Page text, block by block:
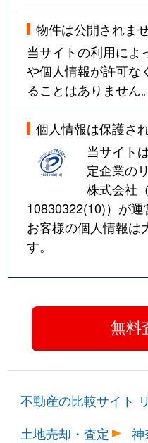
物件は公開されま
当サイトの利用によ
や個人情報が許可な
ることはありません。
個人情報は保護さ
当サイト
定企業の
株式会社
10830322(10)）が運
お客様の個人情報は
す。
不動産の比較サイト
土地売却・査定
神